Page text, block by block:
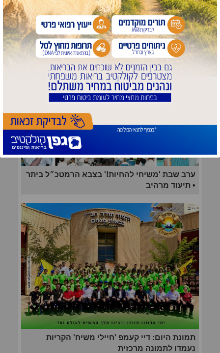
כתבות נוספות שיעניינו אותך:
ערב שבת 'משיחי להחיות!' בצבא הרמטכ״ל ביתר
• תיעוד מרהיב
תמונת היום: דיי קעמפ 'חיילי משיח' הקריות
נעמדו לתמונה מרכזית